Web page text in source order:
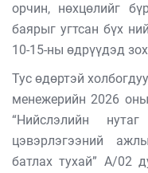
орчин, нөхцөлийг
баярыг угтсан бүх
10-15-ны өдрүүдэд
Тус өдөртэй
менежерийн 2026
“Нийслэлийн
цэвэрлэгээний
батлах тухай” А/02